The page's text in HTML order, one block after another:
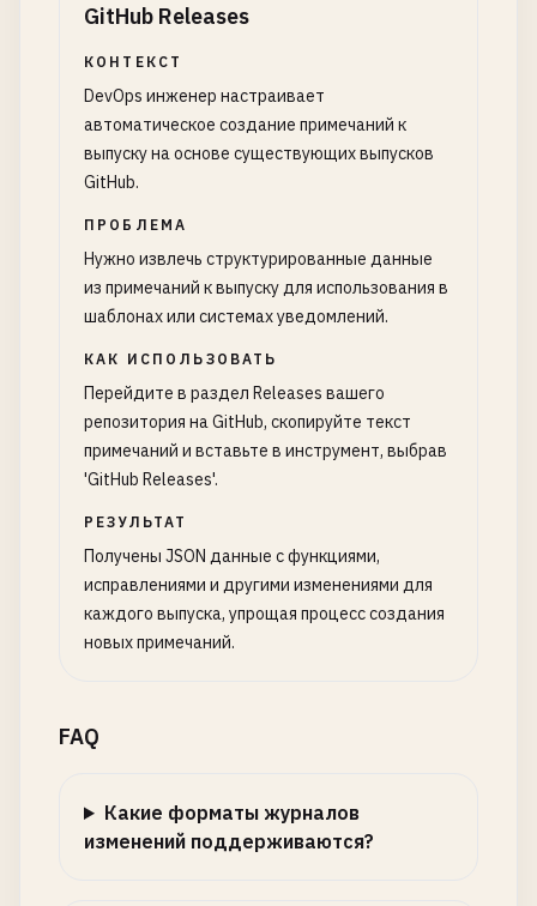
GitHub Releases
КОНТЕКСТ
DevOps инженер настраивает
автоматическое создание примечаний к
выпуску на основе существующих выпусков
GitHub.
ПРОБЛЕМА
Нужно извлечь структурированные данные
из примечаний к выпуску для использования в
шаблонах или системах уведомлений.
КАК ИСПОЛЬЗОВАТЬ
Перейдите в раздел Releases вашего
репозитория на GitHub, скопируйте текст
примечаний и вставьте в инструмент, выбрав
'GitHub Releases'.
РЕЗУЛЬТАТ
Получены JSON данные с функциями,
исправлениями и другими изменениями для
каждого выпуска, упрощая процесс создания
новых примечаний.
FAQ
Какие форматы журналов
изменений поддерживаются?